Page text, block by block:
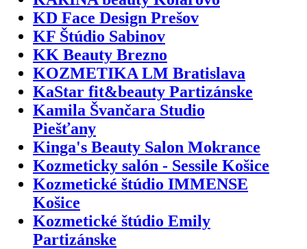
KD Face Design Prešov
KF Štúdio Sabinov
KK Beauty Brezno
KOZMETIKA LM Bratislava
KaStar fit&beauty Partizánske
Kamila Švančara Studio
Piešťany
Kinga's Beauty Salon Mokrance
Kozmeticky salón - Sessile Košice
Kozmetické štúdio IMMENSE
Košice
Kozmetické štúdio Emily
Partizánske